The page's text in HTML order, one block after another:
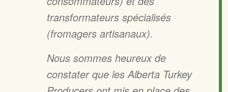
transformateurs spécialisés
(fromagers artisanaux).
Nous sommes heureux de
constater que les Alberta Turkey